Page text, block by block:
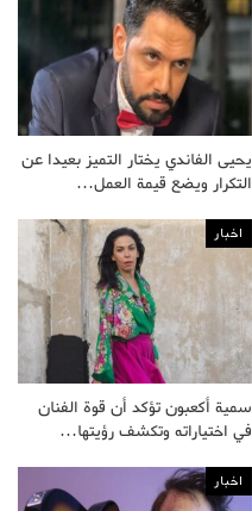
يحيى الفاندي يختار التميز بعيدا عن
التكرار ويضع قيمة العمل…
اخبار
سمية أكعبون تؤكد أن قوة الفنان
في اختياراته وتكشف رؤيتها…
اخبار